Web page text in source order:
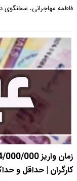
فاطمه مهاجرانی، سخنگوی
کارگران | حداقل و